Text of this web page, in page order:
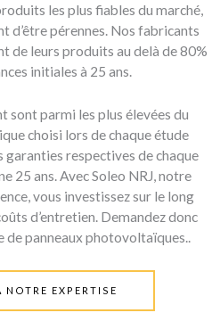
les plus fiables du marché,
d’être pérennes. Nos fabricants
de leurs produits au delà de 80%
initiales à 25 ans.
sont parmi les plus élevées du
choisi lors de chaque étude
garanties respectives de chaque
25 ans. Avec Soleo NRJ, notre
vous investissez sur le long
d’entretien. Demandez donc
panneaux photovoltaïques..
NOTRE EXPERTISE